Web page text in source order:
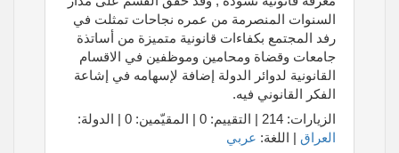
السنوات المنصرمة من عمره نجاحات تمثلت في
رفد المجتمع بكفاءات قانونية متميزة من أساتذة
جامعات وقضاة ومحامين وموظفين في الاقسام
القانونية لدوائر الدولة إضافة لإسهامه في إشاعة
الفكر القانوني فيه.
الزيارات: 214 | التقييم: 0 | المقيّمين: 0 | الدولة:
العراق | اللغة: عربي